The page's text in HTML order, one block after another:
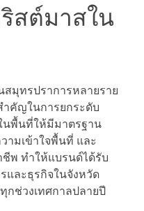
สต์มาสใน
มุทรปราการหลายราย
คัญในการยกระดับ
นพื้นที่ให้มีมาตรฐาน
ามเข้าใจพื้นที่ และ
พ ทำให้แบรนด์ได้รับ
และธุรกิจในจังหวัด
กช่วงเทศกาลปลายปี